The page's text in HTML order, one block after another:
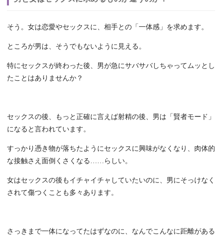
そう。女は恋愛やセックスに、相手との「一体感」を求めます。
ところが男は、そうでもないように見える。
特にセックスが終わった後、男が急にサバサバしちゃってムッとし
たことはありませんか？
セックスの後、もっと正確に言えば射精の後、男は「賢者モード」
になると言われています。
すっかり憑き物が落ちたようにセックスに興味がなくなり、肉体的
な接触さえ面倒くさくなる……らしい。
女はセックスの後もイチャイチャしていたいのに、男にそっけなく
されて傷つくことも多々あります。
さっきまで一体になってたはずなのに、なんでこんなに距離がある